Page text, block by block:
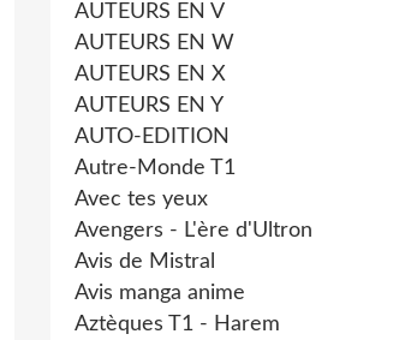
AUTEURS EN V
AUTEURS EN W
AUTEURS EN X
AUTEURS EN Y
AUTO-EDITION
Autre-Monde T1
Avec tes yeux
Avengers - L'ère d'Ultron
Avis de Mistral
Avis manga anime
Aztèques T1 - Harem